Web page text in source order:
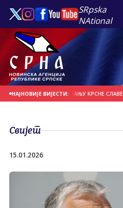
SRpska
NAtional
НАЈНОВИЈЕ ВИЈЕСТИ:
ОБИЉЕЖАВАЊУ КРСНЕ СЛАВЕ ГРАДА
Свијет
15.01.2026